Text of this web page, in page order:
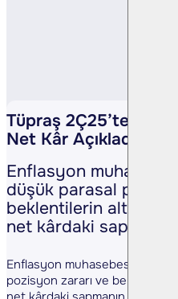
Tüpraş 2Ç25’te
Net Kâr Açıkladı
Enflasyon
düşük parasal
beklentilerin altında
net kârdaki
Enflasyon muhasebesi
pozisyon zararı ve